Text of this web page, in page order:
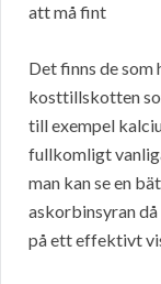
att må fint
Det finns de som
kosttillskotten
till exempel
fullkomligt
man kan se en
askorbinsyran
på ett effektivt